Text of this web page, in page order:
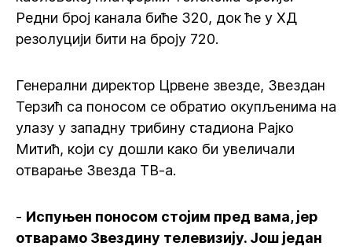
Редни број канала биће 320, док ће у ХД
резолуцији бити на броју 720.
Генерални директор Црвене звезде, Звездан
Терзић са поносом се обратио окупљенима на
улазу у западну трибину стадиона Рајко
Митић, који су дошли како би увеличали
отварање Звезда ТВ-а.
- Испуњен поносом стојим пред вама, јер
отварамо Звездину телевизију. Још један